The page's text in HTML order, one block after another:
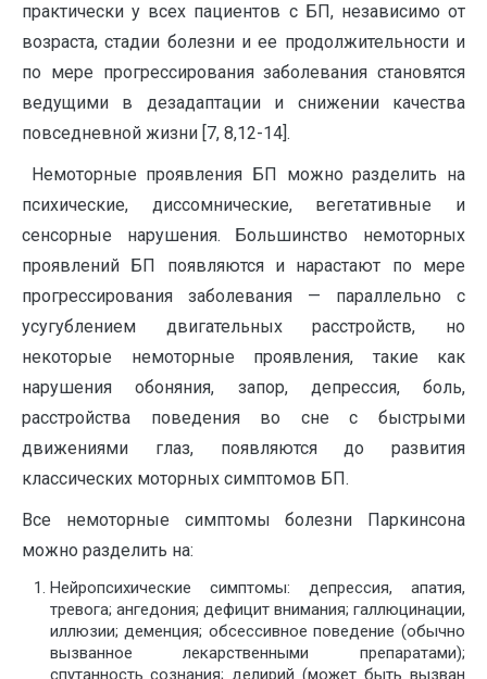
практически у всех пациентов с БП, независимо от
возраста, стадии болезни и ее продолжительности и
по мере прогрессирования заболевания становятся
ведущими в дезадаптации и снижении качества
повседневной жизни [7, 8,12-14].
Немоторные проявления БП можно разделить на
психические, диссомнические, вегетативные и
сенсорные нарушения. Большинство немоторных
проявлений БП появляются и нарастают по мере
прогрессирования заболевания — параллельно с
усугублением двигательных расстройств, но
некоторые немоторные проявления, такие как
нарушения обоняния, запор, депрессия, боль,
расстройства поведения во сне с быстрыми
движениями глаз, появляются до развития
классических моторных симптомов БП.
Все немоторные симптомы болезни Паркинсона
можно разделить на:
Нейропсихические симптомы: депрессия, апатия,
тревога; ангедония; дефицит внимания; галлюцинации,
иллюзии; деменция; обсессивное поведение (обычно
вызванное лекарственными препаратами);
спутанность сознания; делирий (может быть вызван